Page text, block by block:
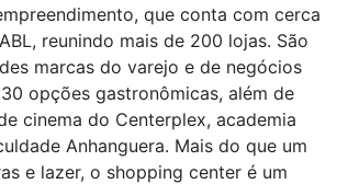
que conta com cerca
reunindo mais de 200 lojas. São
marcas do varejo e de negócios
opções gastronômicas, além de
cinema do Centerplex, academia
Anhanguera. Mais do que um
e lazer, o shopping center é um